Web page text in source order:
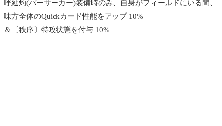
呼延灼(バーサーカー)装備時のみ、自身がフィールドにいる間、
味方全体のQuickカード性能をアップ 10%
＆〔秩序〕特攻状態を付与 10%